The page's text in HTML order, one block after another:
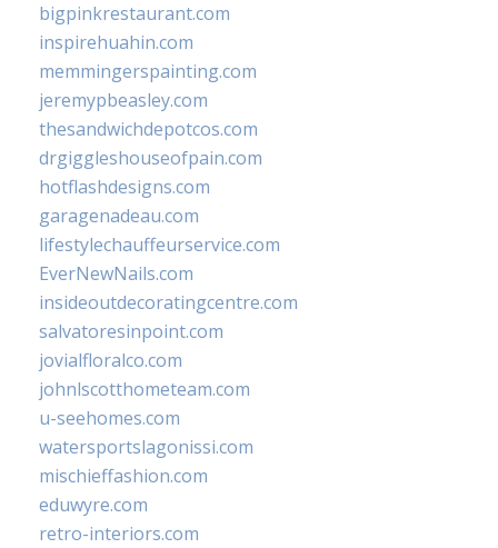
bigpinkrestaurant.com
inspirehuahin.com
memmingerspainting.com
jeremypbeasley.com
thesandwichdepotcos.com
drgiggleshouseofpain.com
hotflashdesigns.com
garagenadeau.com
lifestylechauffeurservice.com
EverNewNails.com
insideoutdecoratingcentre.com
salvatoresinpoint.com
jovialfloralco.com
johnlscotthometeam.com
u-seehomes.com
watersportslagonissi.com
mischieffashion.com
eduwyre.com
retro-interiors.com